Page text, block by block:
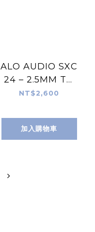
ALO AUDIO SXC
24 – 2.5MM TO
2.5MM
NT$2,600
加入購物車